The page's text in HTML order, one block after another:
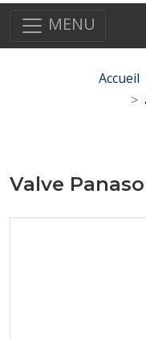
MENU
Accueil
Valve